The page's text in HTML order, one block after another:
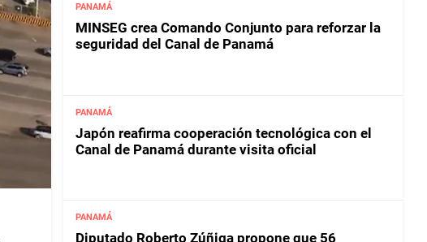
PANAMÁ
MINSEG crea Comando Conjunto para reforzar la
seguridad del Canal de Panamá
PANAMÁ
Japón reafirma cooperación tecnológica con el
Canal de Panamá durante visita oficial
PANAMÁ
Diputado Roberto Zúñiga propone que 56